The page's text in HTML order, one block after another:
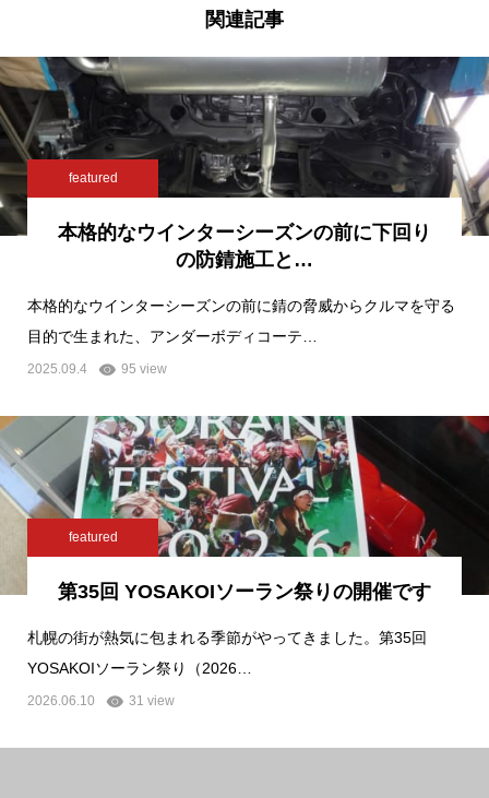
関連記事
featured
本格的なウインターシーズンの前に下回り
の防錆施工と…
本格的なウインターシーズンの前に錆の脅威からクルマを守る
目的で生まれた、アンダーボディコーテ…
2025.09.4 95 view
featured
第35回 YOSAKOIソーラン祭りの開催です
札幌の街が熱気に包まれる季節がやってきました。第35回
YOSAKOIソーラン祭り（2026…
2026.06.10 31 view